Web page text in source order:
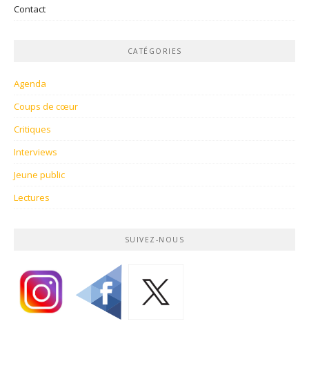
Contact
CATÉGORIES
Agenda
Coups de cœur
Critiques
Interviews
Jeune public
Lectures
SUIVEZ-NOUS